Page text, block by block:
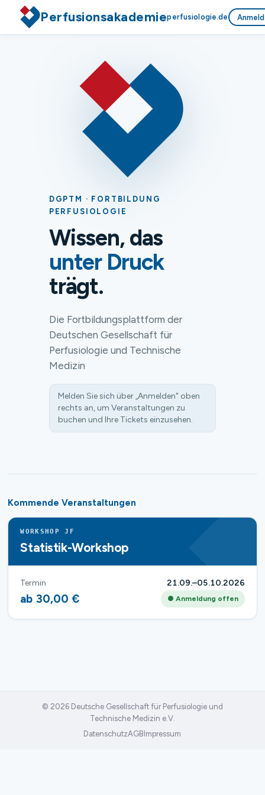
Perfusionsakademieperfusiologie.de
DGPTM · FORTBILDUNG
PERFUSIOLOGIE
Wissen, das
unter Druck
trägt.
Die Fortbildungsplattform der
Deutschen Gesellschaft für
Perfusiologie und Technische
Medizin
Melden Sie sich über „Anmelden" oben
rechts an, um Veranstaltungen zu
buchen und Ihre Tickets einzusehen.
Kommende Veranstaltungen
WORKSHOP JF
Statistik-Workshop
Termin 21.09.–05.10.2026
ab 30,00 € ● Anmeldung offen
© 2026 Deutsche Gesellschaft für Perfusiologie und
Technische Medizin e.V.
DatenschutzAGB Impressum